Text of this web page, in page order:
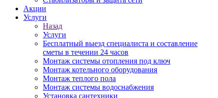
Акции
Услуги
Назад
Услуги
Бесплатный выезд специалиста и составление
сметы в течении 24 часов
Монтаж системы отопления под ключ
Монтаж котельного оборудования
Монтаж теплого пола
Монтаж системы водоснабжения
Установка сантехники